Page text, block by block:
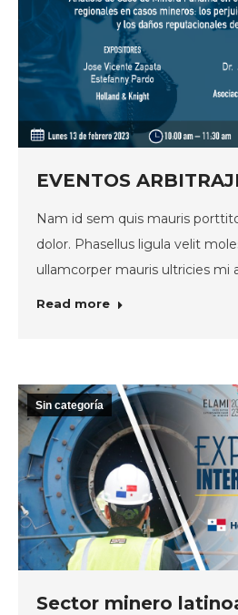
EVENTOS
Nam id sem quis mauris
dolor. Phasellus ligula velit
ullamcorper mauris ultricies mi
Read more
Sin categoría
Sector minero